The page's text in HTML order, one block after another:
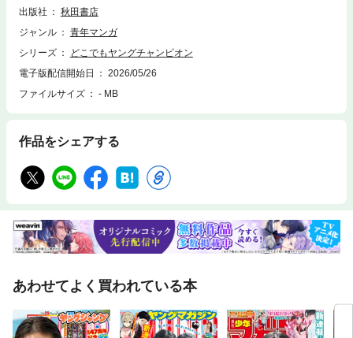
出版社
秋田書店
ジャンル
青年マンガ
シリーズ
どこでもヤングチャンピオン
電子版配信開始日
2026/05/26
ファイルサイズ
- MB
作品をシェアする
あわせてよく買われている本